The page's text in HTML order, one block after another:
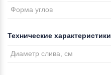
Форма углов
Технические характеристики
Диаметр слива, см